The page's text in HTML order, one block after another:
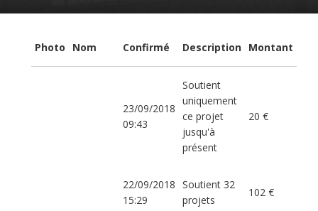
Photo Nom Confirmé Description Montant
23/09/2018
09:43
Soutient
uniquement
ce projet
jusqu'à
présent
20 €
22/09/2018
15:29
Soutient 32
projets
102 €